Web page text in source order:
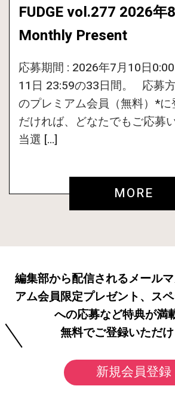
FUDGE vol.277 2026
Monthly Present
応募期間 : 2026年7月10日
11日 23:59の33日間。 応募方
のプレミアム会員（無料）*に
だければ、どなたでもご応募
当選 […]
MORE
編集部から配信されるメール
アム会員限定プレゼント、ス
への応募など特典が満
無料でご登録いただけ
新規会員登録